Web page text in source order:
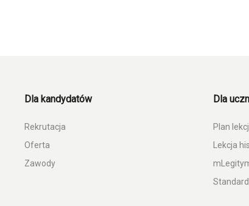
Dla kandydatów
Rekrutacja
Oferta
Zawody
Dla
Plan
Lekcja